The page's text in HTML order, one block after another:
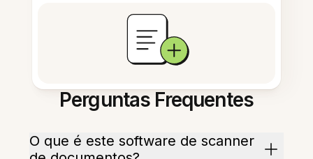
Perguntas Frequentes
O que é este software de scanner